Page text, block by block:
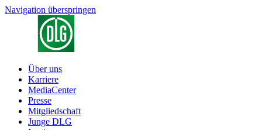
Navigation überspringen
Über uns
Karriere
MediaCenter
Presse
Mitgliedschaft
Junge DLG